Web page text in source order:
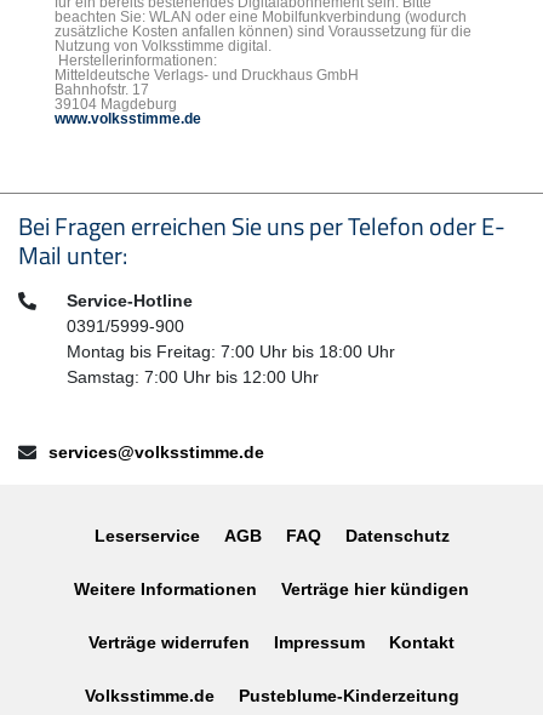
beachten Sie: WLAN oder eine Mobilfunkverbindung (wodurch
zusätzliche Kosten anfallen können) sind Voraussetzung für die
Nutzung von Volksstimme digital.
Herstellerinformationen:
Mitteldeutsche Verlags- und Druckhaus GmbH
Bahnhofstr. 17
39104 Magdeburg
www.volksstimme.de
Seitenfußbereich
Bei Fragen erreichen Sie uns per Telefon oder E-
Mail unter:
Telefon:Service-Hotline
0391/5999-900
Montag bis Freitag: 7:00 Uhr bis 18:00 Uhr
Samstag: 7:00 Uhr bis 12:00 Uhr
E-Mail:services@volksstimme.de
Leserservice AGB FAQ Datenschutz
Weitere Informationen Verträge hier kündigen
Verträge widerrufen Impressum Kontakt
Volksstimme.de Pusteblume-Kinderzeitung